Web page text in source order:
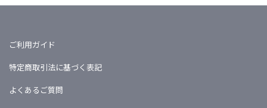
ご利用ガイド
特定商取引法に基づく表記
よくあるご質問